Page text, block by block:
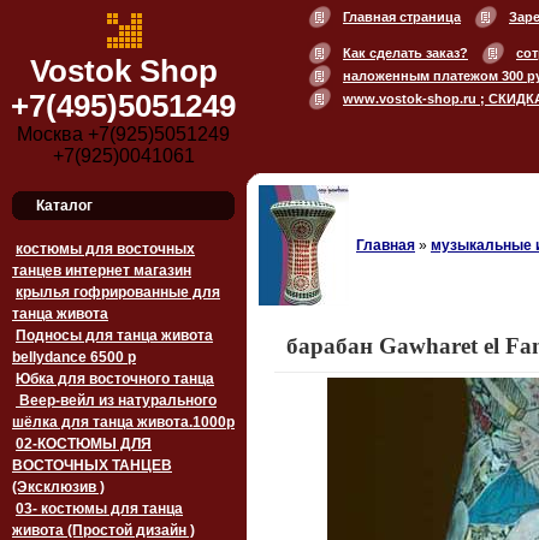
Vostok Shop
+7(495)5051249
Москва +7(925)5051249
+7(925)0041061
Главная страница
Как сделать заказ?
наложенным платежом 300
www.vostok-shop.ru ;
Каталог
костюмы для восточных
танцев интернет магазин
крылья гофрированные для
танца живота
Подносы для танца живота
bellydance 6500 p
Юбка для восточного танца
Веер-вейл из натурального
шёлка для танца живота.1000p
02-КОСТЮМЫ ДЛЯ
ВОСТОЧНЫХ ТАНЦЕВ
(Эксклюзив )
03- костюмы для танца
живота (Простой дизайн )
Главная » музыкальные
барабан Gawharet el